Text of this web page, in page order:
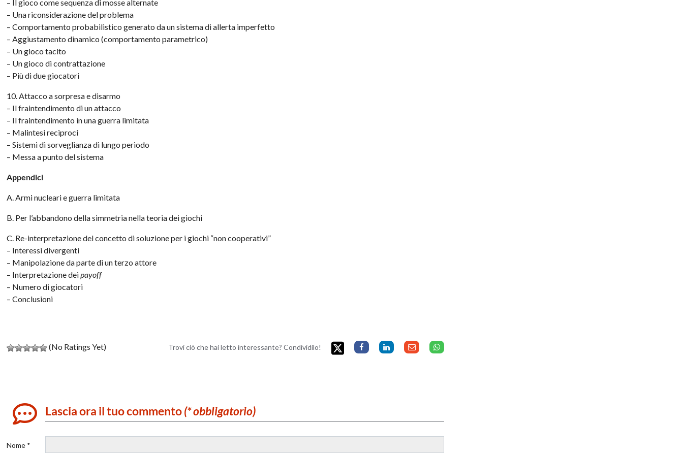
– Il gioco come sequenza di mosse alternate
– Una riconsiderazione del problema
– Comportamento probabilistico generato da un sistema di allerta imperfetto
– Aggiustamento dinamico (comportamento parametrico)
– Un gioco tacito
– Un gioco di contrattazione
– Più di due giocatori
10. Attacco a sorpresa e disarmo
– Il fraintendimento di un attacco
– Il fraintendimento in una guerra limitata
– Malintesi reciproci
– Sistemi di sorveglianza di lungo periodo
– Messa a punto del sistema
Appendici
A. Armi nucleari e guerra limitata
B. Per l’abbandono della simmetria nella teoria dei giochi
C. Re-interpretazione del concetto di soluzione per i giochi “non cooperativi”
– Interessi divergenti
– Manipolazione da parte di un terzo attore
– Interpretazione deipayoff
– Numero di giocatori
– Conclusioni
(No Ratings Yet) Trovi ciò che hai letto interessante? Condividilo!
Lascia ora il tuo commento(* obbligatorio)
Nome *